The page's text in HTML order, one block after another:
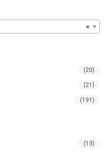
×
(20)
(21)
(191)
(13)